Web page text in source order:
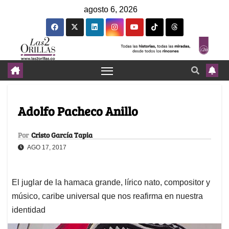
agosto 6, 2026
Adolfo Pacheco Anillo
Por Cristo García Tapia
AGO 17, 2017
El juglar de la hamaca grande, lírico nato, compositor y
músico, caribe universal que nos reafirma en nuestra
identidad